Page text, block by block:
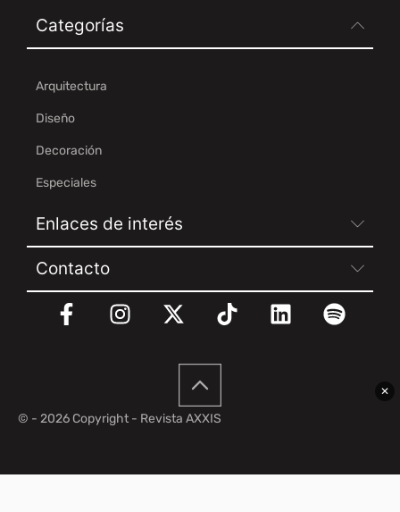
✕
Categorías
Arquitectura
Diseño
Decoración
Especiales
Enlaces de interés
Contacto
© - 2026 Copyright - Revista AXXIS